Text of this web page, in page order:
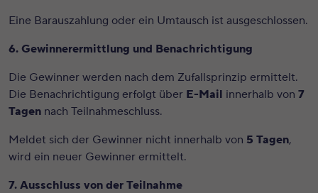
Eine Barauszahlung oder ein Umtausch ist ausgeschlossen.
6. Gewinnerermittlung und Benachrichtigung
Die Gewinner werden nach dem Zufallsprinzip ermittelt.
Die Benachrichtigung erfolgt über E-Mail innerhalb von 7
Tagen nach Teilnahmeschluss.
Meldet sich der Gewinner nicht innerhalb von 5 Tagen,
wird ein neuer Gewinner ermittelt.
7. Ausschluss von der Teilnahme